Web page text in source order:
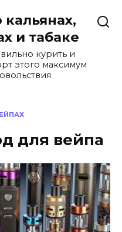
кальянах,
и табаке
курить и
этого максимум
для вейпа